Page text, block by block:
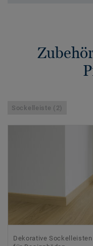
Sockelleiste (2)
Dekorative Sockelleisten